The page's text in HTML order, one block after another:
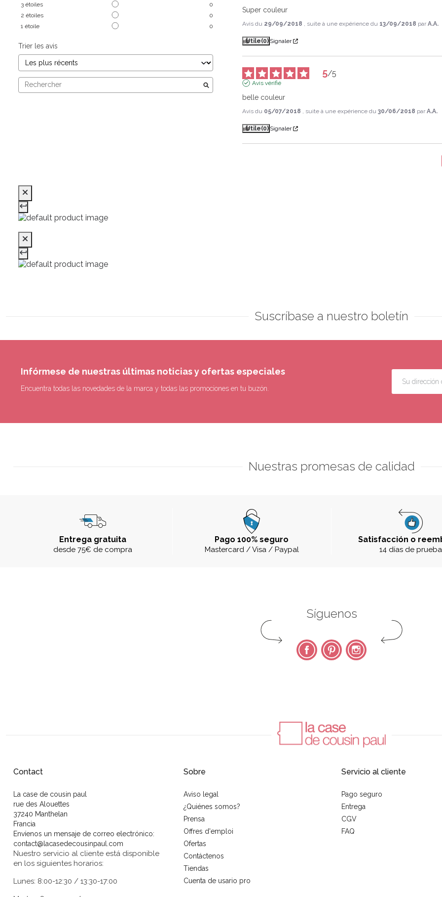
3 étoiles
0
2 étoiles
0
1 étoile 0
Trier les avis
Super couleur
Avis du 29/09/2018 , suite à une expérience du 13/09/2018 parA.A.
Utile(0) Signaler
5/5
Avis vérifié
belle couleur
Avis du 05/07/2018 , suite à une expérience du30/06/2018 parA.A.
Utile(0) Signaler
Suscríbase a nuestro boletín
Infórmese de nuestras últimas noticias y ofertas especiales
Encuentra todas las novedades de la marca y todas las promociones en tu buzón.
Nuestras promesas de calidad
Entrega gratuita
desde 75€ de compra
Pago 100% seguro
Mastercard / Visa / Paypal
Satisfacción o
14 días de prueba
Síguenos
FacebookPinterest Instagram
Contact
La case de cousin paul
rue des Alouettes
37240 Manthelan
Francia
Envíenos un mensaje de correo electrónico:
contact@lacasedecousinpaul.com
Nuestro servicio al cliente está disponible
en los siguientes horarios:
Lunes: 8:00-12:30 / 13:30-17:00
Sobre
Aviso legal
¿Quiénes somos?
Prensa
Offres d'emploi
Ofertas
Contáctenos
Tiendas
Cuenta de usario pro
Servicio al cliente
Pago seguro
Entrega
CGV
FAQ